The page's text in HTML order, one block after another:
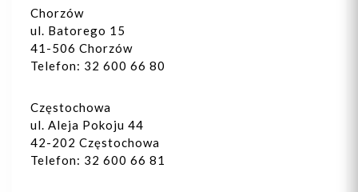
Chorzów
ul. Batorego 15
41-506 Chorzów
Telefon: 32 600 66 80
Częstochowa
ul. Aleja Pokoju 44
42-202 Częstochowa
Telefon: 32 600 66 81